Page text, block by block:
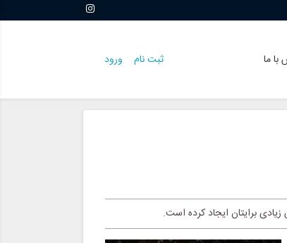
ثبت نام ورود ما
برایتان ایجاد کرده است.